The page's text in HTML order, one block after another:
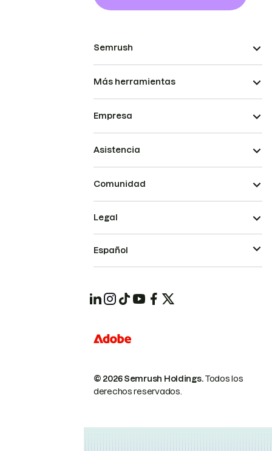
Semrush
Más herramientas
Empresa
Asistencia
Comunidad
© 2026 Semrush Holdings.Todos los
derechos reservados.
Legal
Español